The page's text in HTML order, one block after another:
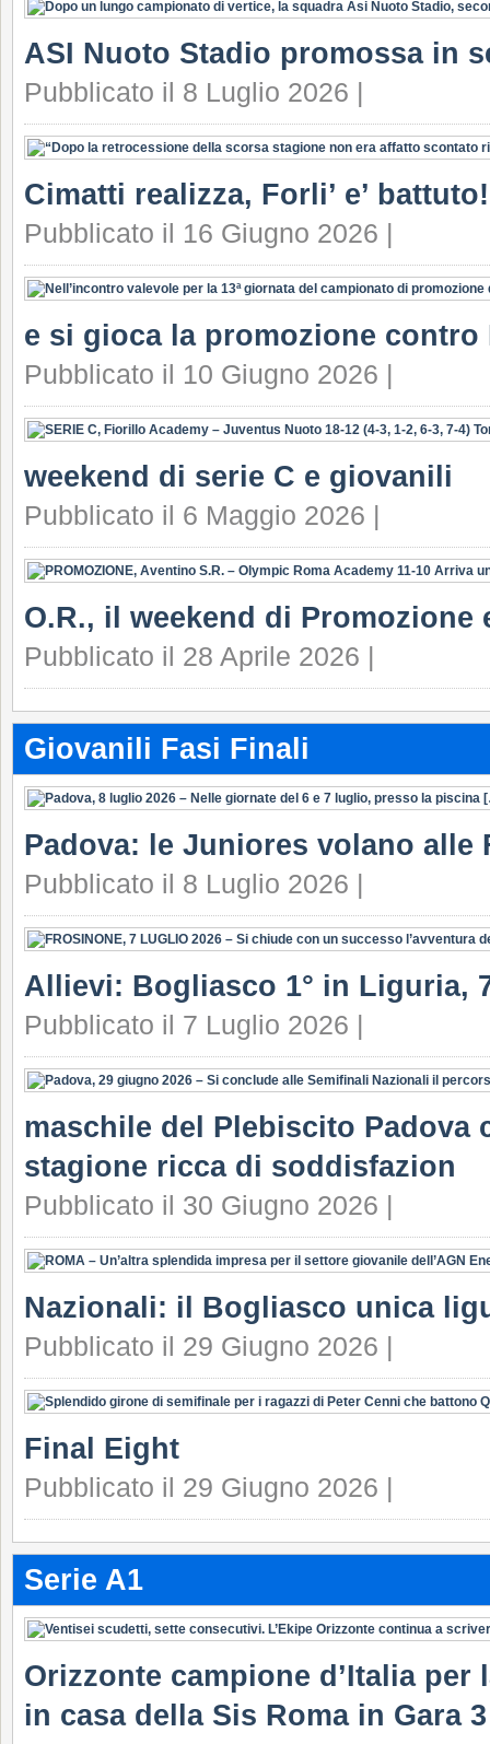
ASI Nuoto Stadio promossa in
Pubblicato il 8 Luglio 2026 |
Cimatti realizza, Forli’ e’ battuto!
Pubblicato il 16 Giugno 2026 |
e si gioca la promozione contro
Pubblicato il 10 Giugno 2026 |
weekend di serie C e giovanili
Pubblicato il 6 Maggio 2026 |
O.R., il weekend di Promozione
Pubblicato il 28 Aprile 2026 |
Giovanili Fasi Finali
Padova: le Juniores volano alle
Pubblicato il 8 Luglio 2026 |
Allievi: Bogliasco 1° in Liguria,
Pubblicato il 7 Luglio 2026 |
maschile del Plebiscito Padova
stagione ricca di soddisfazion
Pubblicato il 30 Giugno 2026 |
Nazionali: il Bogliasco unica
Pubblicato il 29 Giugno 2026 |
Final Eight
Pubblicato il 29 Giugno 2026 |
Serie A1
Orizzonte campione d’Italia per
in casa della Sis Roma in Gara